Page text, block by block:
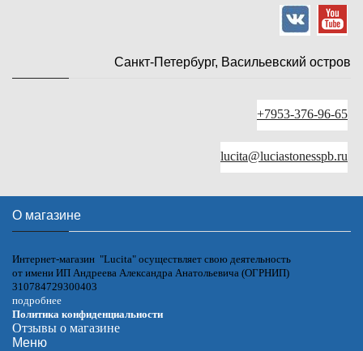
Санкт-Петербург, Васильевский остров
+7953-376-96-65
lucita@luciastonesspb.ru
О магазине
Интернет-магазин "Lucita" осуществляет свою деятельность
от имени ИП Андреева Александра Анатольевича (ОГРНИП)
310784729300403
подробнее
Политика конфиденциальности
Отзывы о магазине
Меню